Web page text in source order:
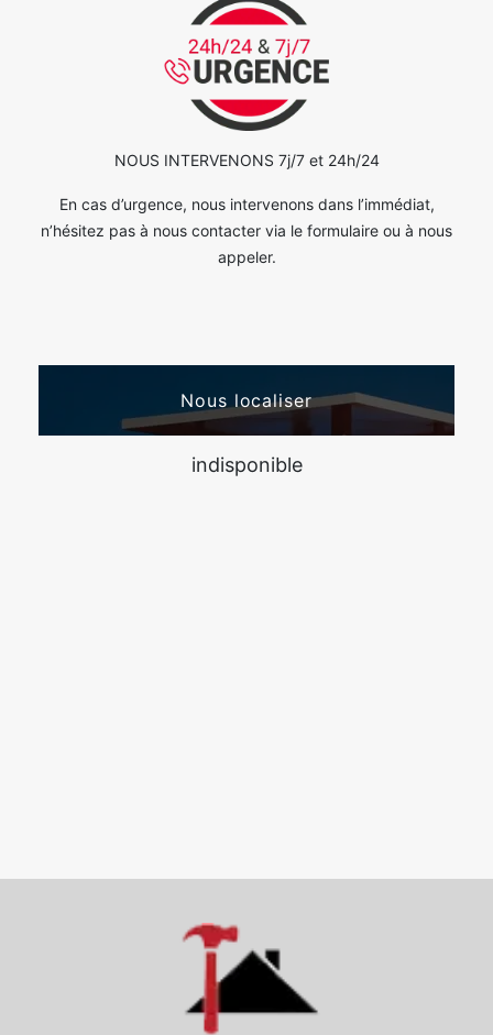
NOUS INTERVENONS 7j/7 et 24h/24
En cas d’urgence, nous intervenons dans l’immédiat,
n’hésitez pas à nous contacter via le formulaire ou à nous
appeler.
Nous localiser
indisponible